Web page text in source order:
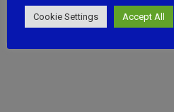
Supervisione o pátio, …
FULL ARTICLE
Cookie Settings Accept All